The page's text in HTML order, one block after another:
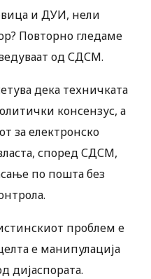
и ДУИ, нели
Повторно гледаме
од СДСМ.
дека техничката
консензус, а
за електронско
според СДСМ,
по пошта без
проблем е
е манипулација
дијаспората.